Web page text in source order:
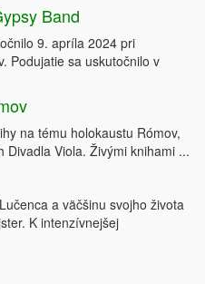
Band
9. apríla 2024 pri
Podujatie sa uskutočnilo v
na tému holokaustu Rómov,
Viola. Živými knihami ...
a väčšinu svojho života
K intenzívnejšej